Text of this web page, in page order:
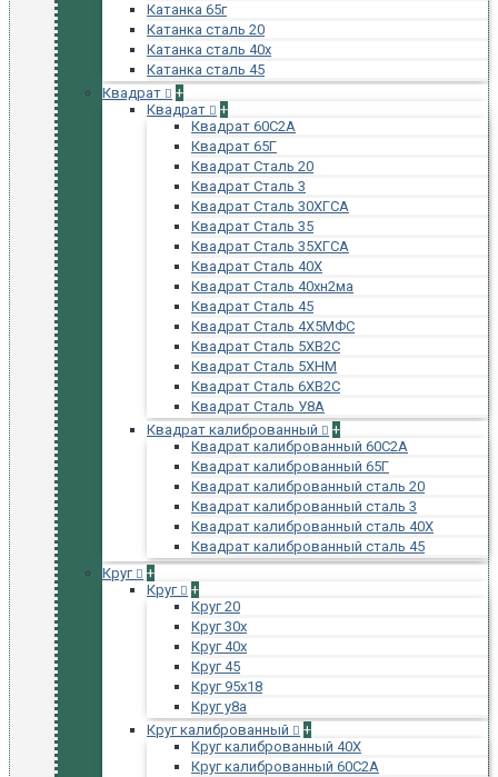
Катанка 65г
Катанка сталь 20
Катанка сталь 40х
Катанка сталь 45
Квадрат
+
Квадрат
+
Квадрат 60С2А
Квадрат 65Г
Квадрат Сталь 20
Квадрат Сталь 3
Квадрат Сталь 30ХГСА
Квадрат Сталь 35
Квадрат Сталь 35ХГСА
Квадрат Сталь 40Х
Квадрат Сталь 40хн2ма
Квадрат Сталь 45
Квадрат Сталь 4Х5МФС
Квадрат Сталь 5ХВ2С
Квадрат Сталь 5ХНМ
Квадрат Сталь 6ХВ2С
Квадрат Сталь У8А
Квадрат калиброванный
+
Квадрат калиброванный 60С2А
Квадрат калиброванный 65Г
Квадрат калиброванный сталь 20
Квадрат калиброванный сталь 3
Квадрат калиброванный сталь 40Х
Квадрат калиброванный сталь 45
Круг
+
Круг
+
Круг 20
Круг 30х
Круг 40х
Круг 45
Круг 95х18
Круг у8а
Круг калиброванный
+
Круг калиброванный 40Х
Круг калиброванный 60С2А